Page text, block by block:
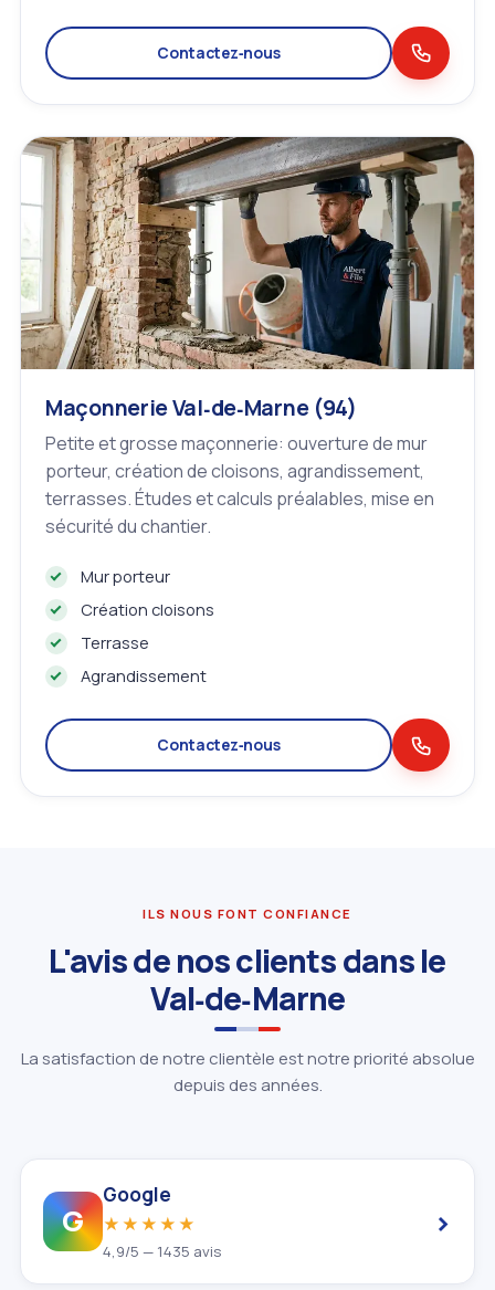
Contactez‑nous
Maçonnerie Val‑de‑Marne (94)
Petite et grosse maçonnerie: ouverture de mur
porteur, création de cloisons, agrandissement,
terrasses. Études et calculs préalables, mise en
sécurité du chantier.
Mur porteur
Création cloisons
Terrasse
Agrandissement
Contactez‑nous
ILS NOUS FONT CONFIANCE
L'avis de nos clients dans le
Val‑de‑Marne
La satisfaction de notre clientèle est notre priorité absolue
depuis des années.
G
Google
★★★★★
4,9/5 — 1435 avis
›